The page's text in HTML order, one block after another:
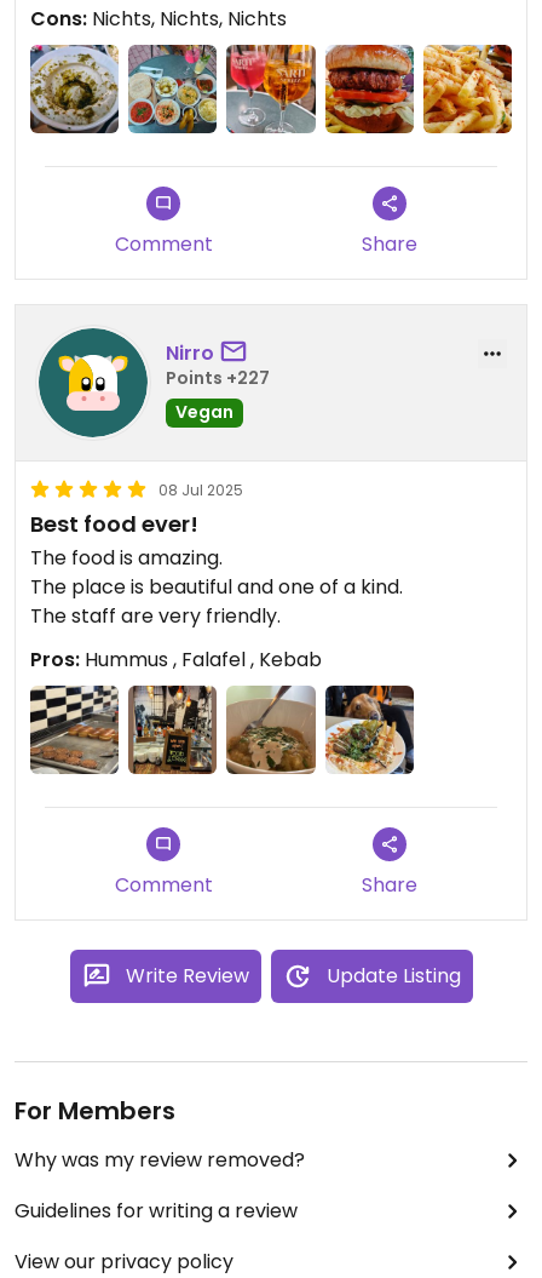
Alle ansehen
RestaurantGeschlossen
Cons: Nichts, Nichts, Nichts
Comment Share
Nirro
Points +227
Vegan
08 Jul 2025
Best food ever!
The food is amazing.
The place is beautiful and one of a kind.
The staff are very friendly.
Pros: Hummus , Falafel , Kebab
Comment Share
Write Review Update Listing
For Members
Why was my review removed?
Guidelines for writing a review
View our privacy policy